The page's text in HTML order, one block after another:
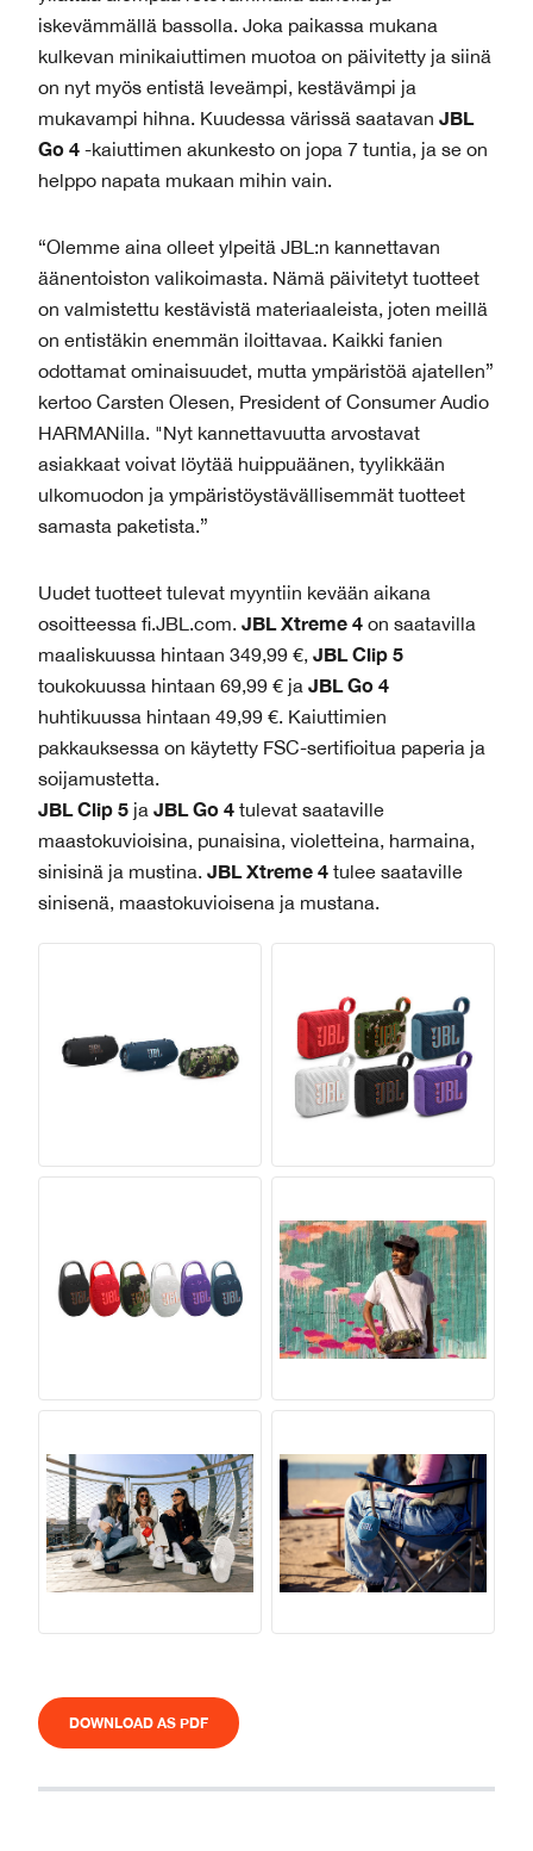
iskevämmällä bassolla. Joka paikassa mukana
kulkevan minikaiuttimen muotoa on päivitetty ja siinä
on nyt myös entistä leveämpi, kestävämpi ja
mukavampi hihna. Kuudessa värissä saatavan JBL
Go 4 -kaiuttimen akunkesto on jopa 7 tuntia, ja se on
helppo napata mukaan mihin vain.
“Olemme aina olleet ylpeitä JBL:n kannettavan
äänentoiston valikoimasta. Nämä päivitetyt tuotteet
on valmistettu kestävistä materiaaleista, joten meillä
on entistäkin enemmän iloittavaa. Kaikki fanien
odottamat ominaisuudet, mutta ympäristöä ajatellen”
kertoo Carsten Olesen, President of Consumer Audio
HARMANilla. "Nyt kannettavuutta arvostavat
asiakkaat voivat löytää huippuäänen, tyylikkään
ulkomuodon ja ympäristöystävällisemmät tuotteet
samasta paketista.”
Uudet tuotteet tulevat myyntiin kevään aikana
osoitteessa fi.JBL.com. JBL Xtreme 4 on saatavilla
maaliskuussa hintaan 349,99 €, JBL Clip 5
toukokuussa hintaan 69,99 € ja JBL Go 4
huhtikuussa hintaan 49,99 €. Kaiuttimien
pakkauksessa on käytetty FSC-sertifioitua paperia ja
soijamustetta.
JBL Clip 5 ja JBL Go 4 tulevat saataville
maastokuvioisina, punaisina, violetteina, harmaina,
sinisinä ja mustina. JBL Xtreme 4 tulee saataville
sinisenä, maastokuvioisena ja mustana.
DOWNLOAD AS PDF